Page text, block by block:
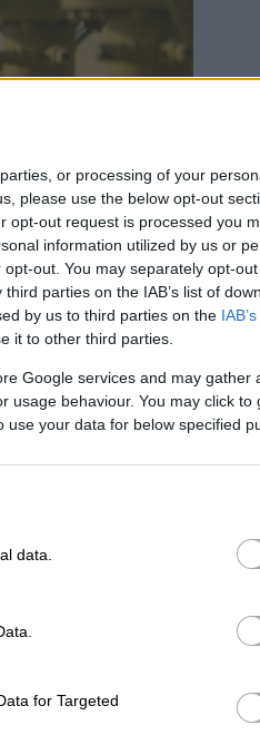
or processing of your
please use the below opt-out
opt-out request is processed you
information utilized by us or
out. You may separately opt-
parties on the IAB’s list of
by us to third parties on the
it to other third parties.
Google services and may gather
usage behaviour. You may click to
your data for below specified
data.
for Targeted
υπουργός
Κεντρική
δικτύων
ξεκίνησε από
να απεντάσσει